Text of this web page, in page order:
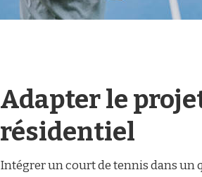
Adapter le
résidentiel
Intégrer un court de tennis dans un